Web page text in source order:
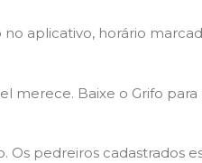
aplicativo, horário
Baixe o Grifo para
Os pedreiros cadastrados